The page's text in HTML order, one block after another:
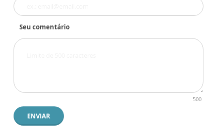
Seu comentário
500
ENVIAR